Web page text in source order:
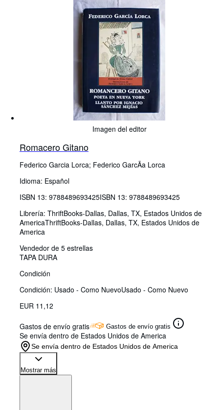
Imagen del editor
Romacero Gitano
Federico Garcia Lorca; Federico GarcÃa Lorca
Idioma: Español
ISBN 13: 9788489693425ISBN 13: 9788489693425
Librería: ThriftBooks-Dallas, Dallas, TX, Estados Unidos de
AmericaThriftBooks-Dallas, Dallas, TX, Estados Unidos de
America
Vendedor de 5 estrellas
TAPA DURA
Condición
Condición: Usado - Como NuevoUsado - Como Nuevo
EUR 11,12
Gastos de envío gratis Gastos de envío gratis
Se envía dentro de Estados Unidos de America
Se envía dentro de Estados Unidos de America
Mostrar más